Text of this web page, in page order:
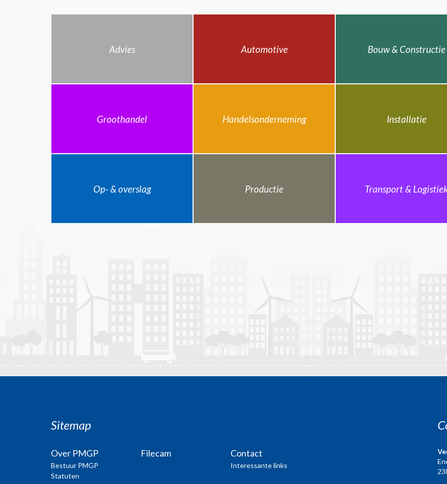
Advies Automotive Bouw & Constructie
Groothandel Handelsonderneming Installatie
Op- & overslag Productie Transport &
Sitemap
Over PMGP
Bestuur PMGP
Statuten
Filecam Contact
Interessante links